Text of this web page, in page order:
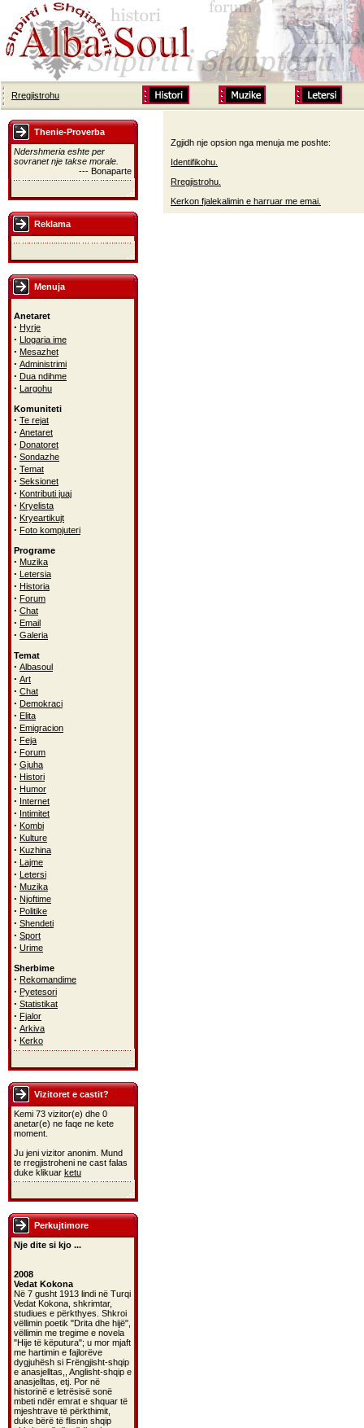
Rregjistrohu
Thenie-Proverba
Ndershmeria eshte per
sovranet nje takse morale.
--- Bonaparte
Reklama
Menuja
Anetaret
· Hyrje
· Llogaria ime
· Mesazhet
· Administrimi
· Dua ndihme
· Largohu
Komuniteti
· Te rejat
· Anetaret
· Donatoret
· Sondazhe
· Temat
· Seksionet
· Kontributi juaj
· Kryelista
· Kryeartikujt
· Foto kompjuteri
Programe
· Muzika
· Letersia
· Historia
· Forum
· Chat
· Email
· Galeria
Temat
· Albasoul
· Art
· Chat
· Demokraci
· Elita
· Emigracion
· Feja
· Forum
· Gjuha
· Histori
· Humor
· Internet
· Intimitet
· Kombi
· Kulture
· Kuzhina
· Lajme
· Letersi
· Muzika
· Njoftime
· Politike
· Shendeti
· Sport
· Urime
Sherbime
· Rekomandime
· Pyetesori
· Statistikat
· Fjalor
· Arkiva
· Kerko
Vizitoret e castit?
Kemi 73 vizitor(e) dhe 0
anetar(e) ne faqe ne kete
moment.
Ju jeni vizitor anonim. Mund
te rregjistroheni ne cast falas
duke klikuar ketu
Perkujtimore
Nje dite si kjo ...
2008
Vedat Kokona
Në 7 gusht 1913 lindi në Turqi
Vedat Kokona, shkrimtar,
studiues e përkthyes. Shkroi
vëllimin poetik "Drita dhe hijë",
vëllimin me tregime e novela
"Hije të këputura"; u mor mjaft
me hartimin e fajlorëve
dygjuhësh si Frëngjisht-shqip
e anasjelltas,, Anglisht-shqip e
anasjelltas, etj. Por në
historinë e letrësisë sonë
mbeti ndër emrat e shquar të
mjeshtrave të përkthimit,
duke bërë të flisnin shqip
Zgjidh nje opsion nga menuja me poshte:
Identifikohu.
Rregjistrohu.
Kerkon fjalekalimin e harruar me emai.